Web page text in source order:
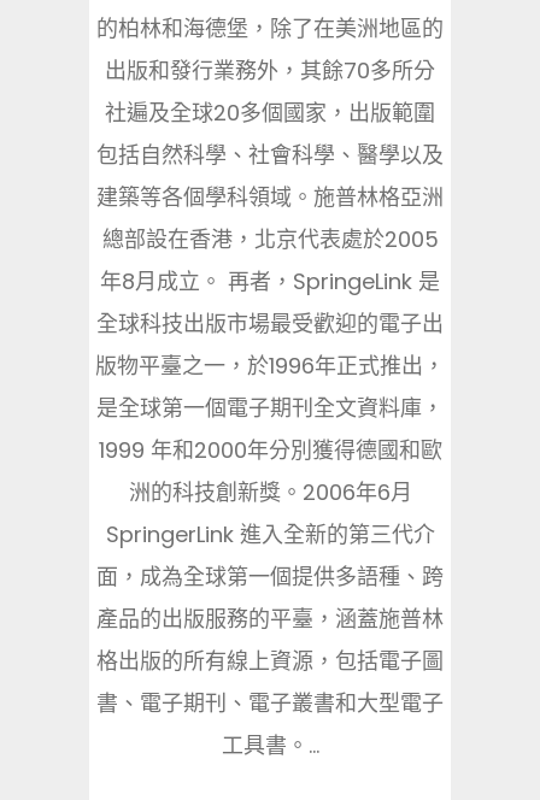
的柏林和海德堡，除了在美洲地區的
出版和發行業務外，其餘70多所分
社遍及全球20多個國家，出版範圍
包括自然科學、社會科學、醫學以及
建築等各個學科領域。施普林格亞洲
總部設在香港，北京代表處於2005
年8月成立。 再者，SpringeLink 是
全球科技出版市場最受歡迎的電子出
版物平臺之一，於1996年正式推出，
是全球第一個電子期刊全文資料庫，
1999 年和2000年分別獲得德國和歐
洲的科技創新獎。2006年6月
SpringerLink 進入全新的第三代介
面，成為全球第一個提供多語種、跨
產品的出版服務的平臺，涵蓋施普林
格出版的所有線上資源，包括電子圖
書、電子期刊、電子叢書和大型電子
工具書。...